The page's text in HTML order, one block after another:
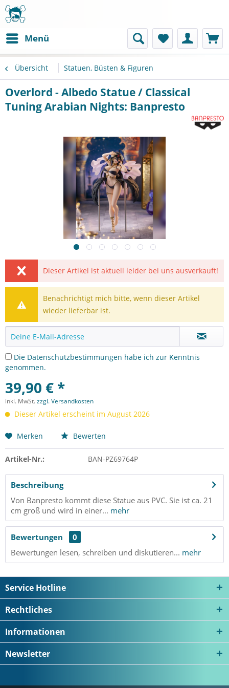
Menü
Übersicht Statuen, Büsten & Figuren
Overlord - Albedo Statue / Classical
Tuning Arabian Nights: Banpresto
Dieser Artikel ist aktuell leider bei uns ausverkauft!
Benachrichtigt mich bitte, wenn dieser Artikel
wieder lieferbar ist.
Die Datenschutzbestimmungen habe ich zur Kenntnis
genommen.
39,90 € *
inkl. MwSt.zzgl. Versandkosten
Dieser Artikel erscheint im August 2026
Merken Bewerten
Artikel-Nr.: BAN-PZ69764P
Beschreibung
Von Banpresto kommt diese Statue aus PVC. Sie ist ca. 21
cm groß und wird in einer... mehr
Bewertungen
0
Bewertungen lesen, schreiben und diskutieren... mehr
Service Hotline
Rechtliches
Informationen
Newsletter